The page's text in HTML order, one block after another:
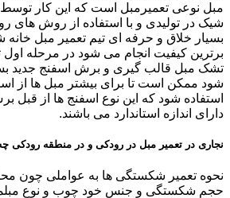
مبل نوعی تعمیرمبل است که این کار توسط
شیک در تولیدی و با استفاده از روش های
بسیار خلاق و حرفه ای تیم تعمیر مبل
برترین کیفیت انجام می شود در مرحله
تشک مبل قالب گیری و برش اسفنج جدید
شود ممکن است تا برای بیشتر مبل ها از
استفاده شود که این نوع اسفنج ها از قبل
دارای اندازه استاندارد می باشند.
نجاری در تعمیر مبل در رودکی و در منطقه رودکی
نحوه تعمیر شکستگی ها به عواملی چون
حجم شکستگی و جنس خود چوب و نوع